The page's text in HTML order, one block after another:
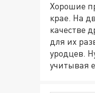
Хорошие
крае. На
качестве
для их
уродцев.
учитывая